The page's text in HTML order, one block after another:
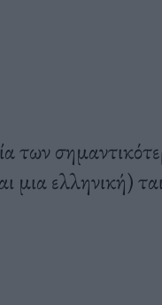
των
ελληνική)